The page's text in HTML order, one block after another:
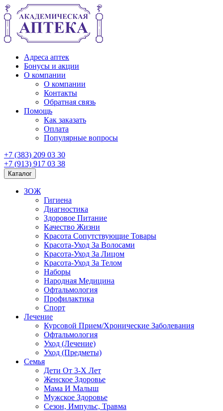
Адреса аптек
Бонусы и акции
О компании
О компании
Контакты
Обратная связь
Помощь
Как заказать
Оплата
Популярные вопросы
+7 (383) 209 03 30
+7 (913) 917 03 38
Каталог
ЗОЖ
Гигиена
Диагностика
Здоровое Питание
Качество Жизни
Красота Сопутствующие Товары
Красота-Уход За Волосами
Красота-Уход За Лицом
Красота-Уход За Телом
Наборы
Народная Медицина
Офтальмология
Профилактика
Спорт
Лечение
Курсовой Прием/Хронические Заболевания
Офтальмология
Уход (Лечение)
Уход (Предметы)
Семья
Дети От 3-Х Лет
Женское Здоровье
Мама И Малыш
Мужское Здоровье
Сезон, Импульс, Травма